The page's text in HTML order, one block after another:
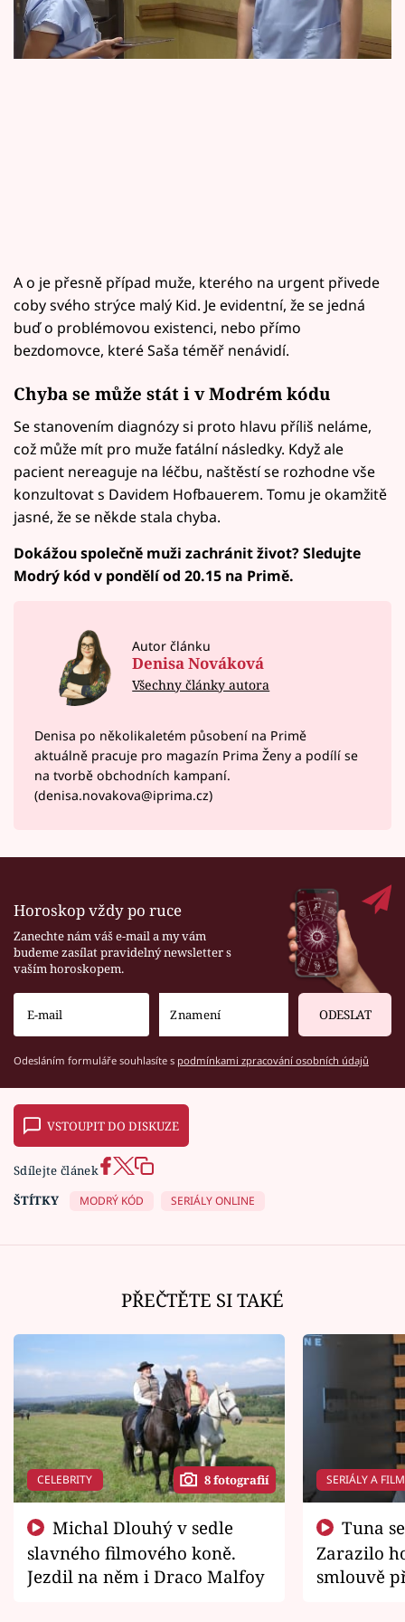
Sledujte prima+
Sledujte nás
A o je přesně případ muže, kterého na urgent přivede
coby svého strýce malý Kid. Je evidentní, že se jedná
buď o problémovou existenci, nebo přímo
bezdomovce, které Saša téměř nenávidí.
Chyba se může stát i v Modrém kódu
Se stanovením diagnózy si proto hlavu příliš neláme,
což může mít pro muže fatální následky. Když ale
pacient nereaguje na léčbu, naštěstí se rozhodne vše
konzultovat s Davidem Hofbauerem. Tomu je okamžitě
jasné, že se někde stala chyba.
Dokážou společně muži zachránit život? Sledujte
Modrý kód v pondělí od 20.15 na Primě.
Autor článku
Denisa Nováková
Všechny články autora
Denisa po několikaletém působení na Primě
aktuálně pracuje pro magazín Prima Ženy a podílí se
na tvorbě obchodních kampaní.
(denisa.novakova@iprima.cz)
Horoskop vždy po ruce
Zanechte nám váš e-mail a my vám
budeme zasílat pravidelný newsletter s
vaším horoskopem.
ODESLAT
Odesláním formuláře souhlasíte s podmínkami zpracování osobních údajů
VSTOUPIT DO DISKUZE
Sdílejte článek
ŠTÍTKY
MODRÝ KÓD SERIÁLY ONLINE
PŘEČTĚTE SI TAKÉ
CELEBRITY 8 fotografií
slavného filmového koně.
Jezdil na něm i Draco Malfoy
SERIÁLY A
Zarazilo
smlouvě